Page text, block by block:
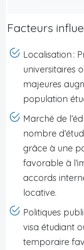
Facteurs
Localisation :
universitaires
majeures
population
Marché de
nombre
grâce à une
favorable à
accords
locative.
Politiques
visa étudiant
temporaire